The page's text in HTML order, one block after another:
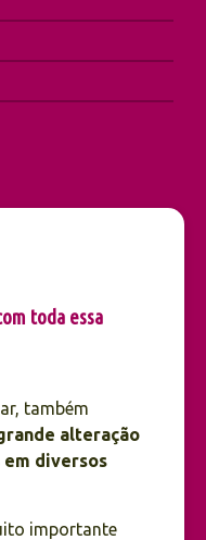
toda essa
também
alteração
em diversos
importante